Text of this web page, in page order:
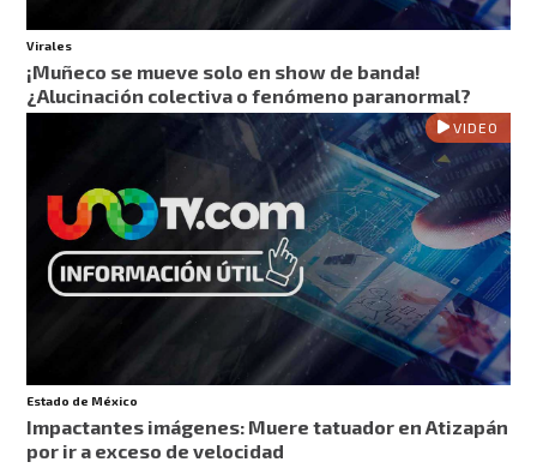
Virales
¡Muñeco se mueve solo en show de banda!
¿Alucinación colectiva o fenómeno paranormal?
VIDEO
Estado de México
Impactantes imágenes: Muere tatuador en Atizapán
por ir a exceso de velocidad